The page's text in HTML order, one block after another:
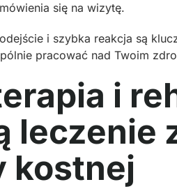
się na wizytę.
i szybka reakcja są
pracować nad Twoim
i
leczenie
kostnej